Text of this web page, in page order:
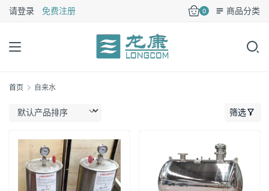
请登录 免费注册 0 商品分类
首页 自来水
筛选